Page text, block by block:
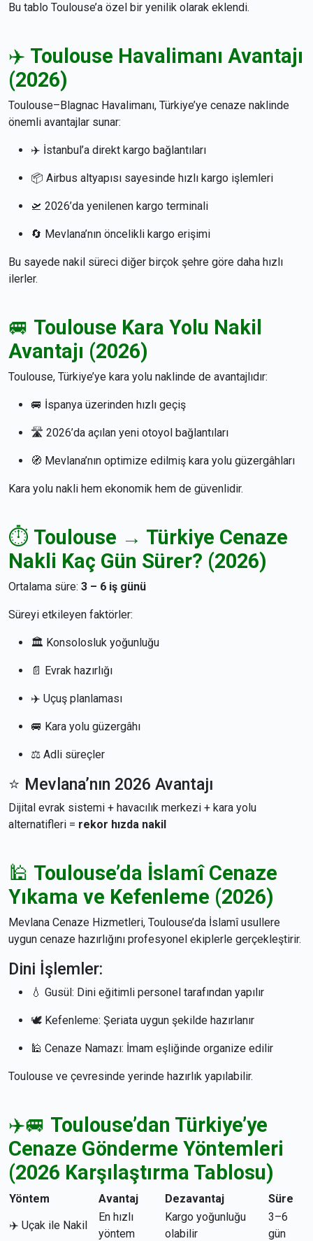
Bu tablo Toulouse’a özel bir yenilik olarak eklendi.
✈️ Toulouse Havalimanı Avantajı
(2026)
Toulouse–Blagnac Havalimanı, Türkiye’ye cenaze naklinde
önemli avantajlar sunar:
✈️ İstanbul’a direkt kargo bağlantıları
📦 Airbus altyapısı sayesinde hızlı kargo işlemleri
🛫 2026’da yenilenen kargo terminali
🔄 Mevlana’nın öncelikli kargo erişimi
Bu sayede nakil süreci diğer birçok şehre göre daha hızlı
ilerler.
🚐 Toulouse Kara Yolu Nakil
Avantajı (2026)
Toulouse, Türkiye’ye kara yolu naklinde de avantajlıdır:
🚐 İspanya üzerinden hızlı geçiş
🛣️ 2026’da açılan yeni otoyol bağlantıları
🧭 Mevlana’nın optimize edilmiş kara yolu güzergâhları
Kara yolu nakli hem ekonomik hem de güvenlidir.
⏱️ Toulouse → Türkiye Cenaze
Nakli Kaç Gün Sürer? (2026)
Ortalama süre: 3 – 6 iş günü
Süreyi etkileyen faktörler:
🏛 Konsolosluk yoğunluğu
📄 Evrak hazırlığı
✈️ Uçuş planlaması
🚐 Kara yolu güzergâhı
⚖️ Adli süreçler
⭐ Mevlana’nın 2026 Avantajı
Dijital evrak sistemi + havacılık merkezi + kara yolu
alternatifleri = rekor hızda nakil
🕌 Toulouse’da İslamî Cenaze
Yıkama ve Kefenleme (2026)
Mevlana Cenaze Hizmetleri, Toulouse’da İslamî usullere
uygun cenaze hazırlığını profesyonel ekiplerle gerçekleştirir.
Dini İşlemler:
💧 Gusül: Dini eğitimli personel tarafından yapılır
🕊 Kefenleme: Şeriata uygun şekilde hazırlanır
🕌 Cenaze Namazı: İmam eşliğinde organize edilir
Toulouse ve çevresinde yerinde hazırlık yapılabilir.
✈️🚐 Toulouse’dan Türkiye’ye
Cenaze Gönderme Yöntemleri
(2026 Karşılaştırma Tablosu)
Yöntem Avantaj Dezavantaj
Süre
✈️ Uçak ile Nakil
En hızlı
yöntem
Kargo yoğunluğu
olabilir
3–6
gün